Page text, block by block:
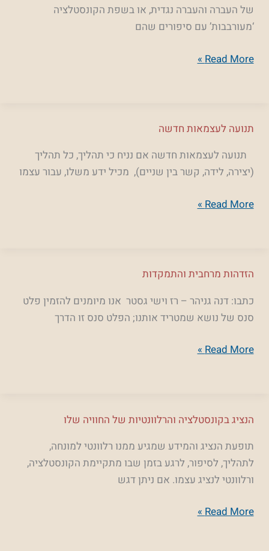
של העברה והעברה נגדית, או בשפת הקונסטלציה
‘מעורבבות’ עם סיפורים שהם
Read More »
תנועה לעצמאות חדשה
תנועה לעצמאות חדשה אם נניח כי תהליך, כל תהליך
(יצירה, לידה, קשר בין שניים), מכיל ידע משלו, עבור עצמו
תנועה
חדשה
Read More »
הזדהות מרחבית והתמקדות
כתבו: דנה גניהר – רז וישי גסטר אנו מיומנים להזמין פלט
סנס של נושא שמטריד אותנו; הפלט סנס זו הדרך
הזדהות
והתמקדות
Read More »
הנציג בקונסטלציה והרלוונטיות של החוויה שלו
תופעת הנציג והמידע שמגיע ממנו רלוונטי למונחה,
לתהליך, לסיפור, לרגע בזמן שבו מתקיימת הקונסטלציה,
ורלוונטי לנציג עצמו. אם ניתן דגש
הנציג
והרלוונטיות
של
החוויה
Read More »